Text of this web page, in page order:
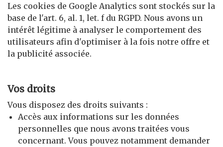
Les cookies de Google Analytics sont stockés sur la
base de l'art. 6, al. 1, let. f du RGPD. Nous avons un
intérêt légitime à analyser le comportement des
utilisateurs afin d'optimiser à la fois notre offre et
la publicité associée.
Vos droits
Vous disposez des droits suivants :
Accès aux informations sur les données
personnelles que nous avons traitées vous
concernant. Vous pouvez notamment demander